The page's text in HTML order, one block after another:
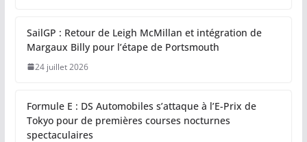
SailGP : Retour de Leigh McMillan et intégration de
Margaux Billy pour l’étape de Portsmouth
24 juillet 2026
Formule E : DS Automobiles s’attaque à l’E-Prix de
Tokyo pour de premières courses nocturnes
spectaculaires